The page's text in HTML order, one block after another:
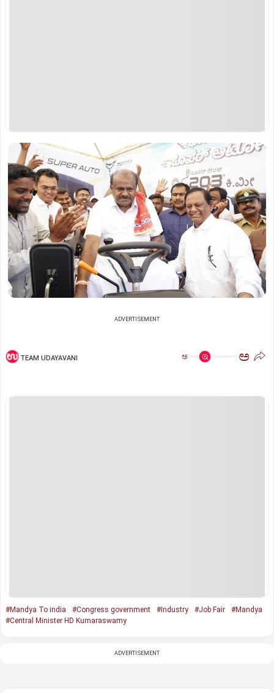
ADVERTISEMENT
TEAM UDAYAVANI ಅ ಅ
#Mandya To india #Congress government #Industry #Job Fair
#Mandya
#Central Minister HD Kumaraswamy
ADVERTISEMENT